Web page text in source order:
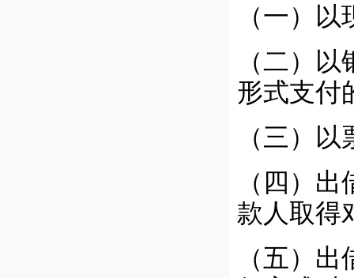
（一）
（二）
形式支付
（三）
（四）
款人取得
（五）